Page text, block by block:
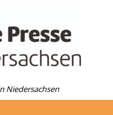
Niedersachsen